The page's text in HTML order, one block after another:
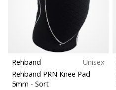
Rehband
Unisex
Rehband PRN Knee Pad
5mm - Sort